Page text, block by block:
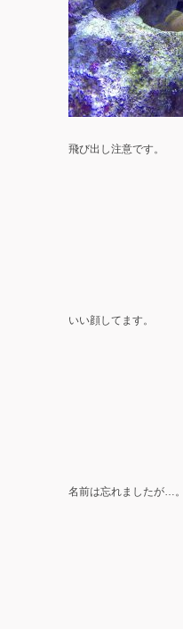
飛び出し注意です。
いい顔してます。
名前は忘れましたが…。